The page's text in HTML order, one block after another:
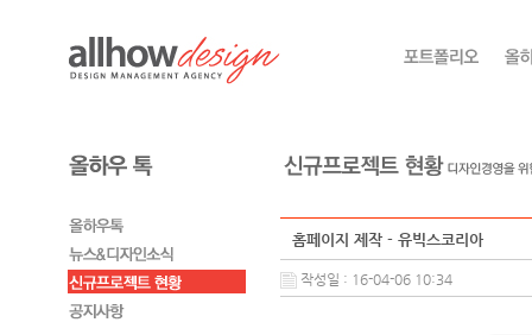
홈페이지 제작 - 유빅스코리아
작성일 : 16-04-06 10:34